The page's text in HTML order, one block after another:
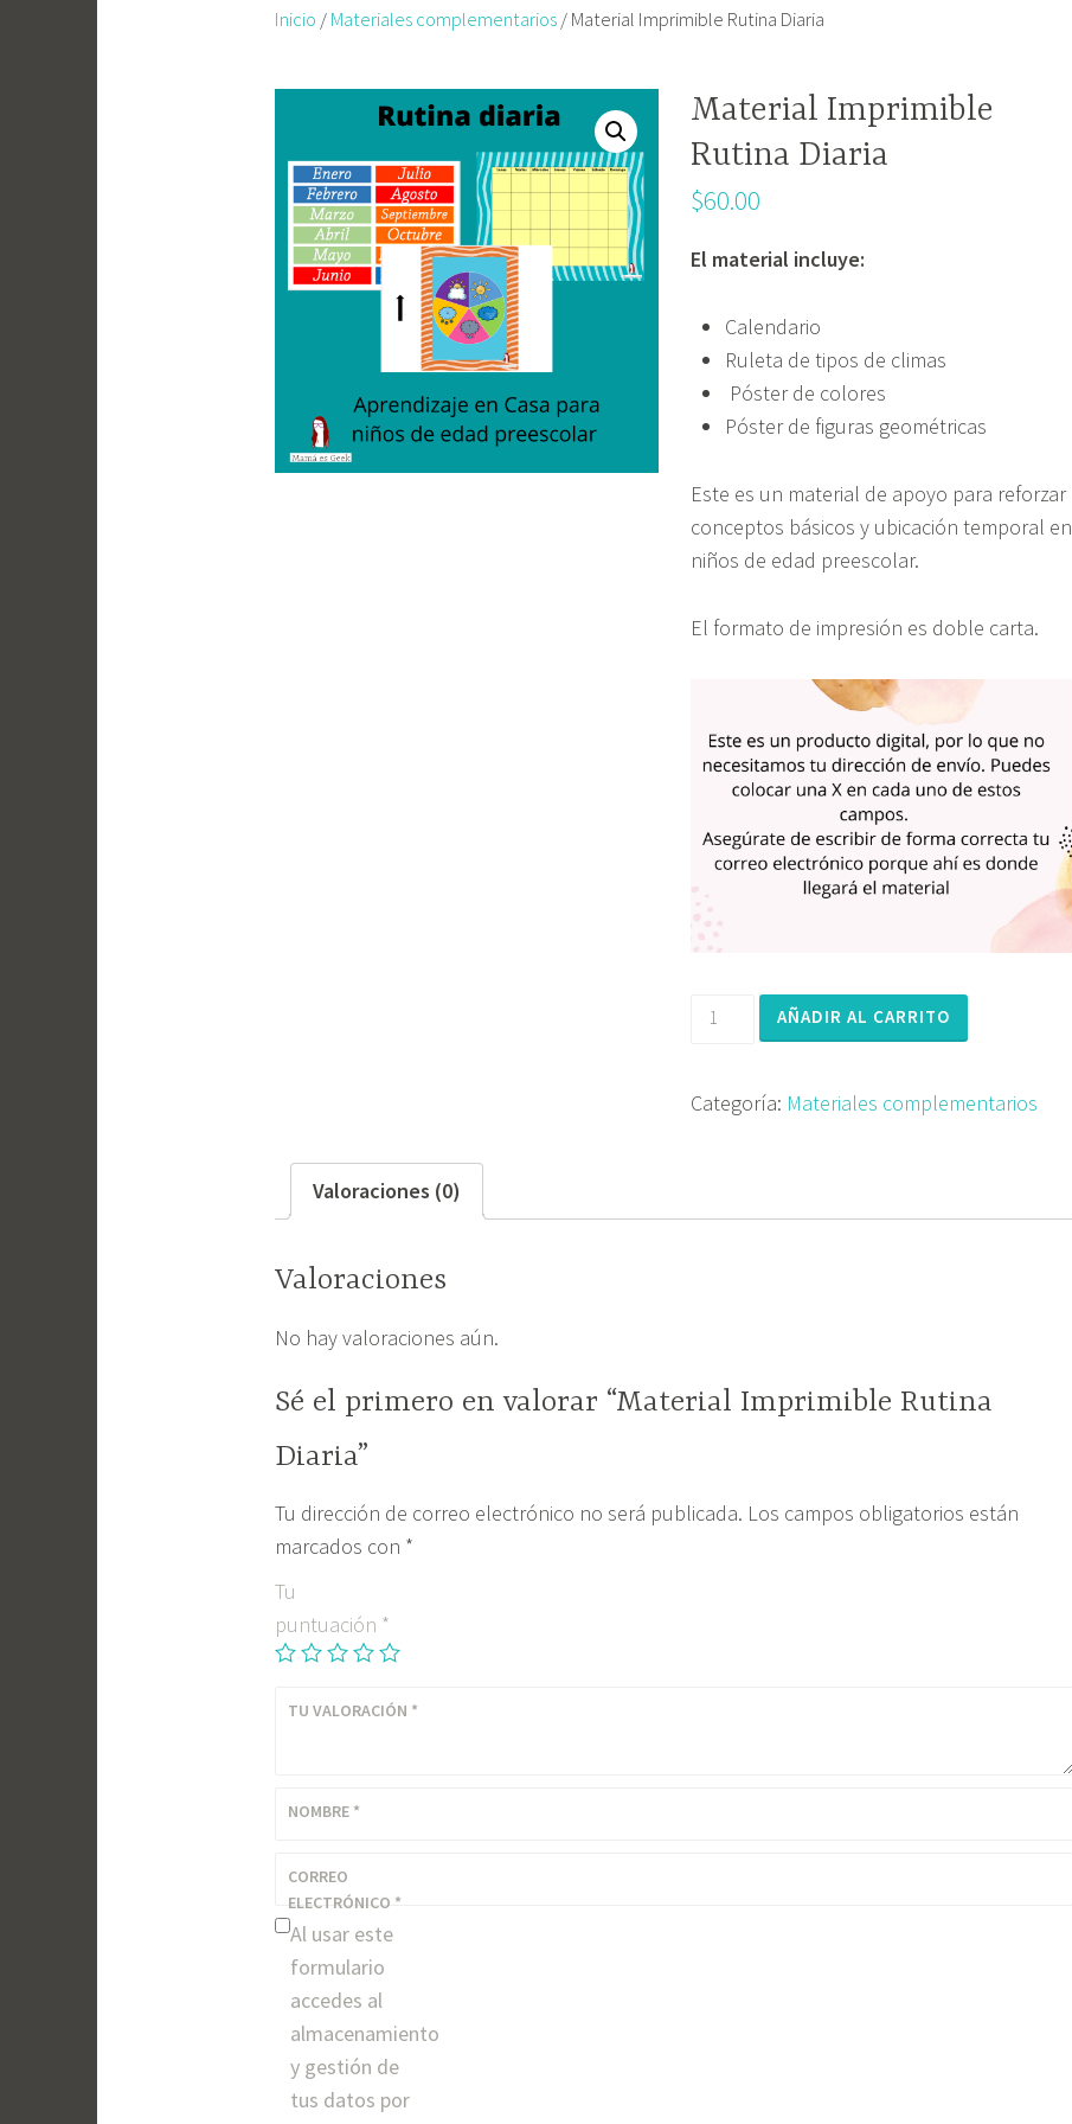
Inicio /Materiales complementarios/ Material Imprimible Rutina Diaria
Material Imprimible
Rutina Diaria
$60.00
El material incluye:
Calendario
Ruleta de tipos de climas
Póster de colores
Póster de figuras geométricas
Este es un material de apoyo para reforzar
conceptos básicos y ubicación temporal en
niños de edad preescolar.
El formato de impresión es doble carta.
AÑADIR AL CARRITO
Categoría: Materiales complementarios
Valoraciones (0)
Valoraciones
No hay valoraciones aún.
Sé el primero en valorar “Material Imprimible Rutina
Diaria”
Tu dirección de correo electrónico no será publicada. Los campos obligatorios están
marcados con *
Tu
puntuación *
TU VALORACIÓN *
NOMBRE *
CORREO
ELECTRÓNICO *
Al usar este
formulario
accedes al
almacenamiento
y gestión de
tus datos por